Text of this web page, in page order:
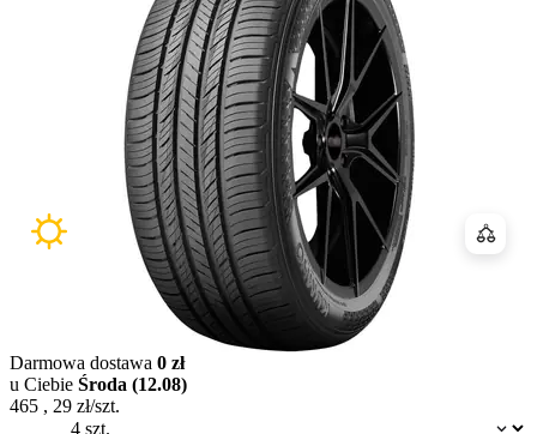
Dostępność:
Darmowa dostawa 0 zł
u Ciebie Środa (12.08)
465 , 29 zł/szt.